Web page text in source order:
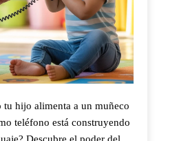
tu hijo alimenta a un muñeco
teléfono está construyendo